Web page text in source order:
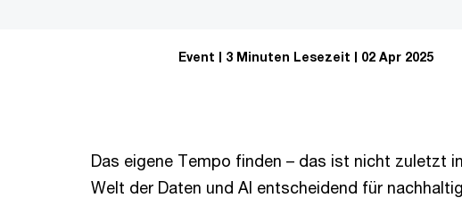
Event 3 Minuten Lesezeit 02 Apr 2025
Das eigene Tempo finden – das ist nicht zuletzt
Welt der Daten und AI entscheidend für